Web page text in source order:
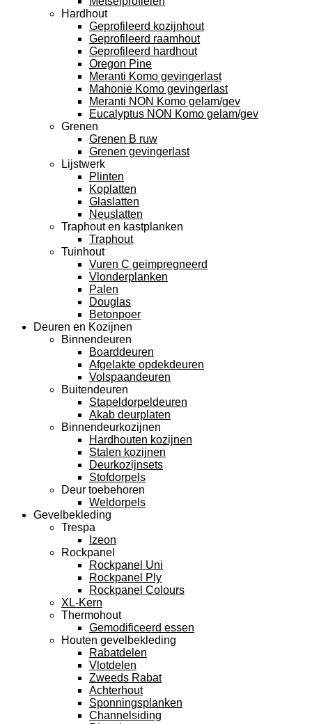
Hardhout
Geprofileerd kozijnhout
Geprofileerd raamhout
Geprofileerd hardhout
Oregon Pine
Meranti Komo gevingerlast
Mahonie Komo gevingerlast
Meranti NON Komo gelam/gev
Eucalyptus NON Komo gelam/gev
Grenen
Grenen B ruw
Grenen gevingerlast
Lijstwerk
Plinten
Koplatten
Glaslatten
Neuslatten
Traphout en kastplanken
Traphout
Tuinhout
Vuren C geimpregneerd
Vlonderplanken
Palen
Douglas
Betonpoer
Deuren en Kozijnen
Binnendeuren
Boarddeuren
Afgelakte opdekdeuren
Volspaandeuren
Buitendeuren
Stapeldorpeldeuren
Akab deurplaten
Binnendeurkozijnen
Hardhouten kozijnen
Stalen kozijnen
Deurkozijnsets
Stofdorpels
Deur toebehoren
Weldorpels
Gevelbekleding
Trespa
Izeon
Rockpanel
Rockpanel Uni
Rockpanel Ply
Rockpanel Colours
XL-Kern
Thermohout
Gemodificeerd essen
Houten gevelbekleding
Rabatdelen
Vlotdelen
Zweeds Rabat
Achterhout
Sponningsplanken
Channelsiding